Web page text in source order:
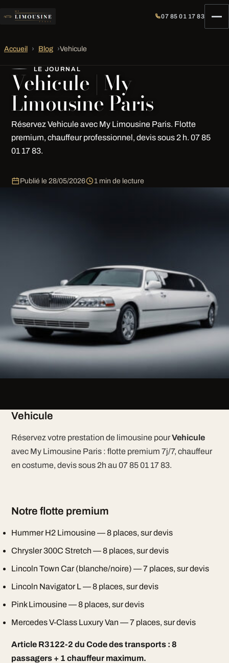
07 85 01 17 83
Accueil › Blog ›Vehicule
LE JOURNAL
Vehicule | My
Limousine Paris
Réservez Vehicule avec My Limousine Paris. Flotte
premium, chauffeur professionnel, devis sous 2 h. 07 85
01 17 83.
Publié le 28/05/2026 1 min de lecture
Vehicule
Réservez votre prestation de limousine pourVehicule
avec My Limousine Paris : flotte premium 7j/7, chauffeur
en costume, devis sous 2h au 07 85 01 17 83.
Notre flotte premium
Hummer H2 Limousine — 8 places, sur devis
Chrysler 300C Stretch — 8 places, sur devis
Lincoln Town Car (blanche/noire) — 7 places, sur devis
Lincoln Navigator L — 8 places, sur devis
Pink Limousine — 8 places, sur devis
Mercedes V-Class Luxury Van — 7 places, sur devis
Article R3122-2 du Code des transports : 8
passagers + 1 chauffeur maximum.